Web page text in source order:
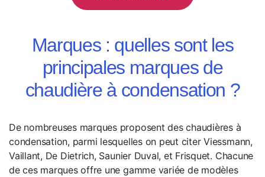
Marques : quelles sont les
principales marques de
chaudière à condensation ?
De nombreuses marques proposent des chaudières à
condensation, parmi lesquelles on peut citer Viessmann,
Vaillant, De Dietrich, Saunier Duval, et Frisquet. Chacune
de ces marques offre une gamme variée de modèles